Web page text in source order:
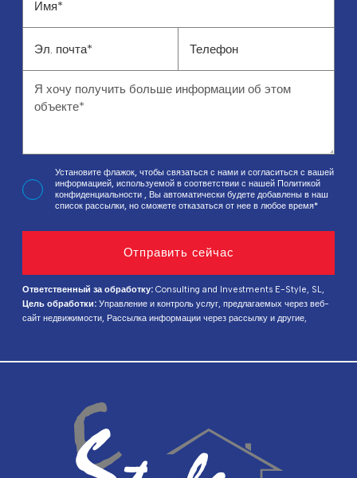
Установите флажок, чтобы связаться с нами и согласиться с вашей
информацией, используемой в соответствии с нашей Политикой
конфиденциальности , Вы автоматически будете добавлены в наш
список рассылки, но сможете отказаться от нее в любое время*
Ответственный за обработку: Consulting and Investments E-Style, SL,
Цель обработки: Управление и контроль услуг, предлагаемых через веб-
сайт недвижимости, Рассылка информации через рассылку и другие,
заинтересованных лиц:Доступ, исправление и удаление данных, запрос
Подробную информацию о защите данных можно найти